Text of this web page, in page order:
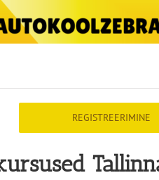
REGISTREERIMINE